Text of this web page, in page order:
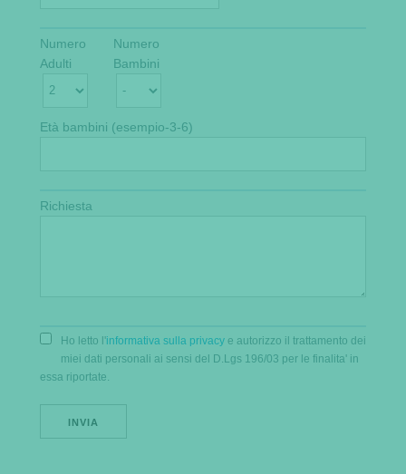
Numero
Adulti
Numero
Bambini
Età bambini (esempio-3-6)
Richiesta
Ho letto l'informativa sulla privacy e autorizzo il trattamento dei
miei dati personali ai sensi del D.Lgs 196/03 per le finalita' in
essa riportate.